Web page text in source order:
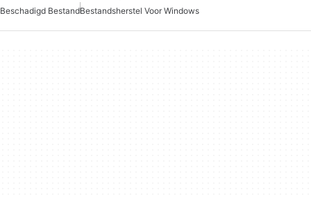
Beschadigd BestandBestandsherstel Voor Windows